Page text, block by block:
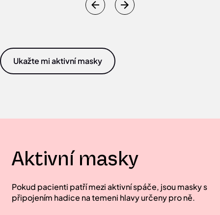
Pokud pacienti patří mezi aktivní spáče, jsou masky s
připojením hadice na temeni hlavy určeny pro ně.